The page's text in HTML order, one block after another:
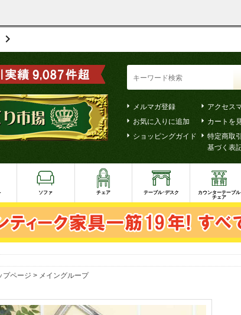
プページ > メイングループ